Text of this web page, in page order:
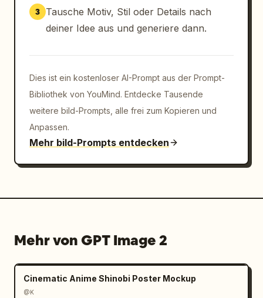
3
Tausche Motiv, Stil oder Details nach
deiner Idee aus und generiere dann.
Dies ist ein kostenloser AI-Prompt aus der Prompt-
Bibliothek von YouMind. Entdecke Tausende
weitere bild-Prompts, alle frei zum Kopieren und
Anpassen.
Mehr bild-Prompts entdecken
Mehr von GPT Image 2
Cinematic Anime Shinobi Poster Mockup
@K